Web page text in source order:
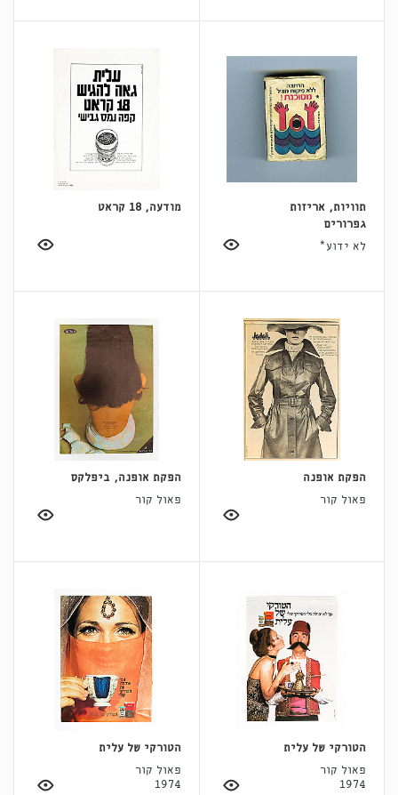
תוויות, אריזות
גפרורים
לא ידוע*
מודעה, 18 קראט
הפקת אופנה
פאול קור
הפקת אופנה, ביפלקס
פאול קור
הטורקי של עלית
פאול קור
1974
הטורקי של עלית
פאול קור
1974